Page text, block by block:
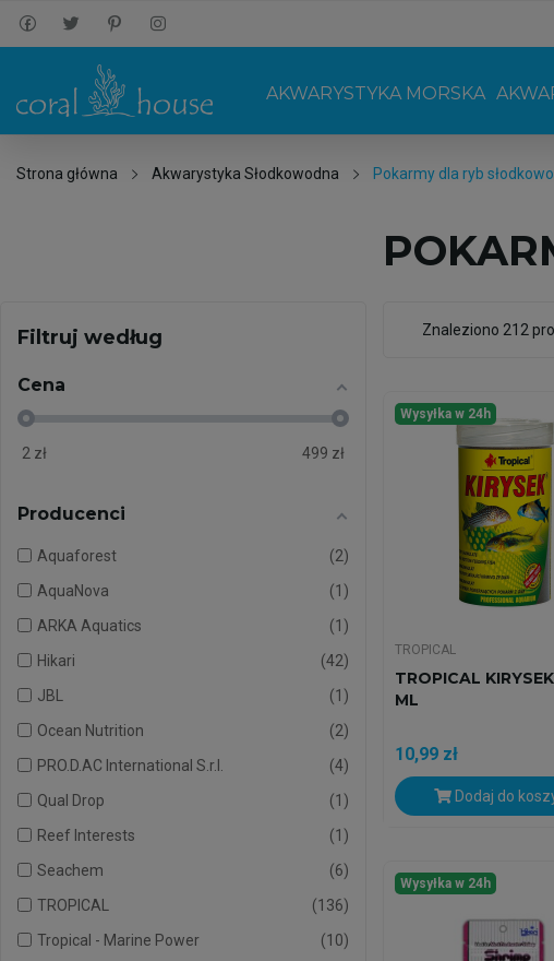
AKWARYSTYKA MORSKA
Strona główna Akwarystyka Słodkowodna Pokarmy dla ryb
Filtruj według
Cena
2 zł 499 zł
Producenci
Aquaforest
2
AquaNova
1
ARKA Aquatics
1
Hikari
42
JBL
1
Ocean Nutrition
2
PRO.D.AC International S.r.l.
4
Qual Drop
1
Reef Interests
1
Seachem
6
TROPICAL
136
Tropical - Marine Power
10
Znaleziono 212
Wysyłka w 24h
TROPICAL
TROPICAL
ML
10,99 zł
Dodaj do
Wysyłka w 24h